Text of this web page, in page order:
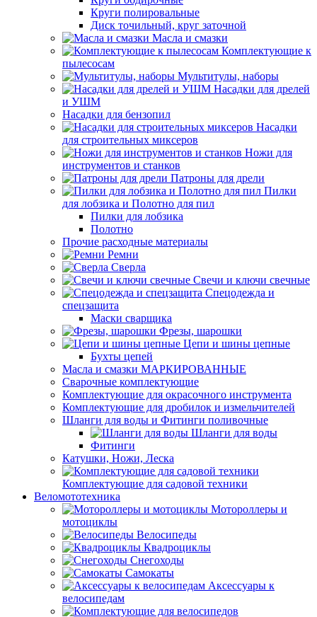
Круги полировальные
Диск точильный, круг заточной
Масла и смазки
Комплектующие к
пылесосам
Мультитулы, наборы
Насадки для дрелей
и УШМ
Насадки для бензопил
Насадки
для строительных миксеров
Ножи для
инструментов и станков
Патроны для дрели
Пилки
для лобзика и Полотно для пил
Пилки для лобзика
Полотно
Прочие расходные материалы
Ремни
Сверла
Свечи и ключи свечные
Спецодежда и
спецзащита
Маски сварщика
Фрезы, шарошки
Цепи и шины цепные
Бухты цепей
Масла и смазки МАРКИРОВАННЫЕ
Сварочные комплектующие
Комплектующие для окрасочного инструмента
Комплектующие для дробилок и измельчителей
Шланги для воды и Фитинги поливочные
Шланги для воды
Фитинги
Катушки, Ножи, Леска
Комплектующие для садовой техники
Веломототехника
Мотороллеры и
мотоциклы
Велосипеды
Квадроциклы
Снегоходы
Самокаты
Аксессуары к
велосипедам